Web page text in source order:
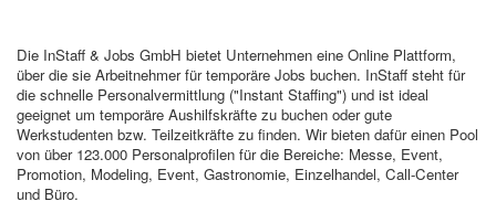
Die InStaff & Jobs GmbH bietet Unternehmen eine Online Plattform,
über die sie Arbeitnehmer für temporäre Jobs buchen. InStaff steht für
die schnelle Personalvermittlung ("Instant Staffing") und ist ideal
geeignet um temporäre Aushilfskräfte zu buchen oder gute
Werkstudenten bzw. Teilzeitkräfte zu finden. Wir bieten dafür einen Pool
von über 123.000 Personalprofilen für die Bereiche: Messe, Event,
Promotion, Modeling, Event, Gastronomie, Einzelhandel, Call-Center
und Büro.